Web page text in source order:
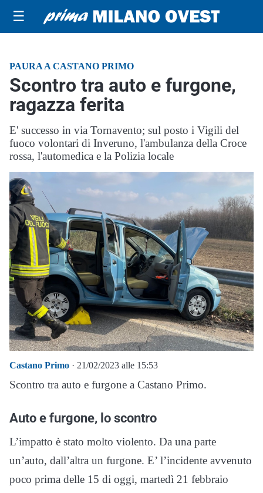
☰
PAURA A CASTANO PRIMO
Scontro tra auto e furgone,
ragazza ferita
E' successo in via Tornavento; sul posto i Vigili del
fuoco volontari di Inveruno, l'ambulanza della Croce
rossa, l'automedica e la Polizia locale
Castano Primo · 21/02/2023 alle 15:53
Scontro tra auto e furgone a Castano Primo.
Auto e furgone, lo scontro
L’impatto è stato molto violento. Da una parte
un’auto, dall’altra un furgone. E’ l’incidente avvenuto
poco prima delle 15 di oggi, martedì 21 febbraio